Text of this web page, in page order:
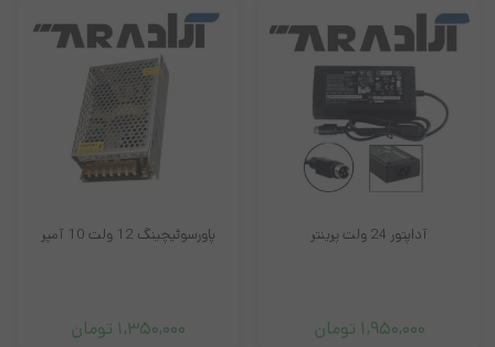
Switch-Mode Power Supply یا SMPS برگرفته شده است.
این دستگاه الکترونیک توانایی تبدیل ولتاژی به ولتاژ دیگری را دارد.
ولت AC را به ولتاژ خروجی کاهش یافته‌ی پایدار 12 ولت DC مستقیم
منبع تغذیه صنعتی SMPS از نوع سوئیچینگ با ولتاژ ورودی سازگار با
است که حداکثر شدت جریان خروجی آن 5A می باشد.
پاورسوئیچینگ 12 ولت 10 آمپر
1,350,000 تومان 2,580,000تومان